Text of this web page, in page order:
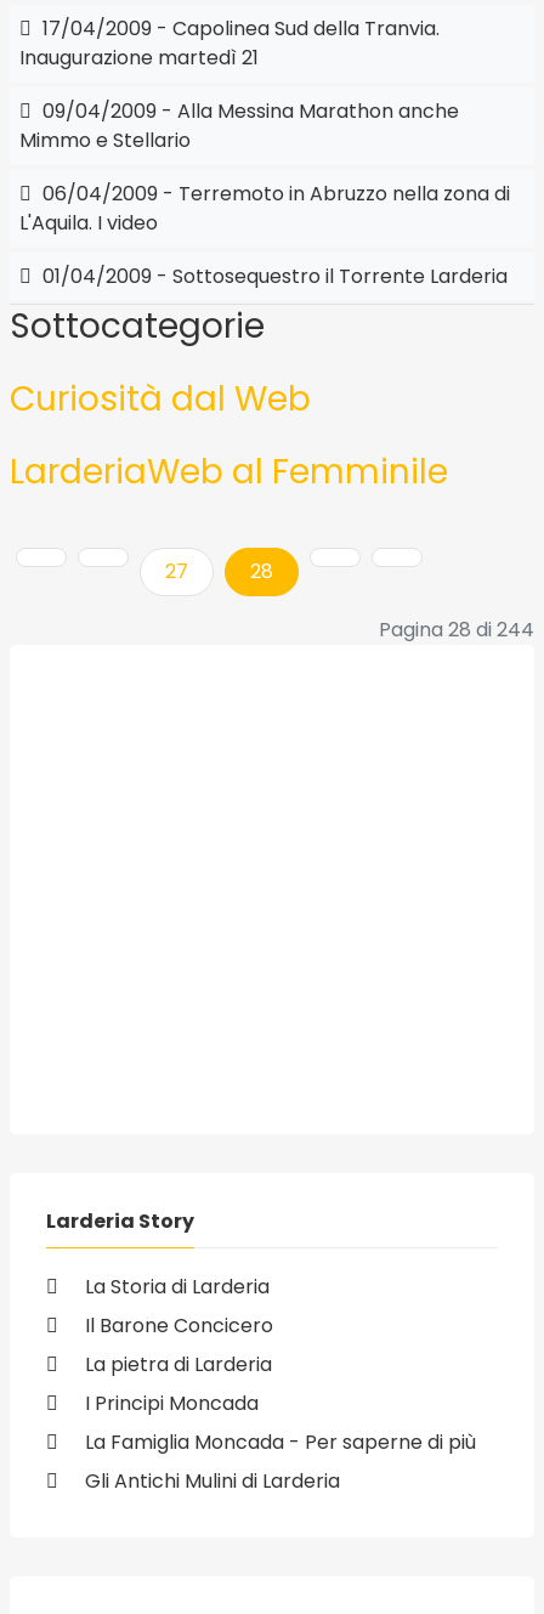
17/04/2009 - Capolinea Sud della Tranvia.
Inaugurazione martedì 21
09/04/2009 - Alla Messina Marathon anche
Mimmo e Stellario
06/04/2009 - Terremoto in Abruzzo nella zona di
L'Aquila. I video
01/04/2009 - Sottosequestro il Torrente Larderia
Sottocategorie
Curiosità dal Web
LarderiaWeb al Femminile
27 28
Pagina 28 di 244
Larderia Story
La Storia di Larderia
Il Barone Concicero
La pietra di Larderia
I Principi Moncada
La Famiglia Moncada - Per saperne di più
Gli Antichi Mulini di Larderia